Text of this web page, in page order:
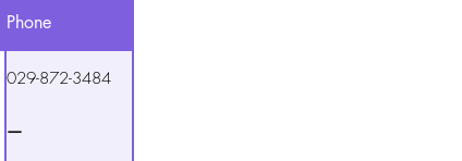
Phone
029-872-3484
ー